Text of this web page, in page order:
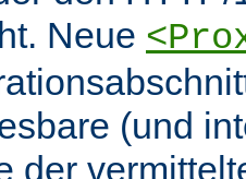
Neue
(und
der